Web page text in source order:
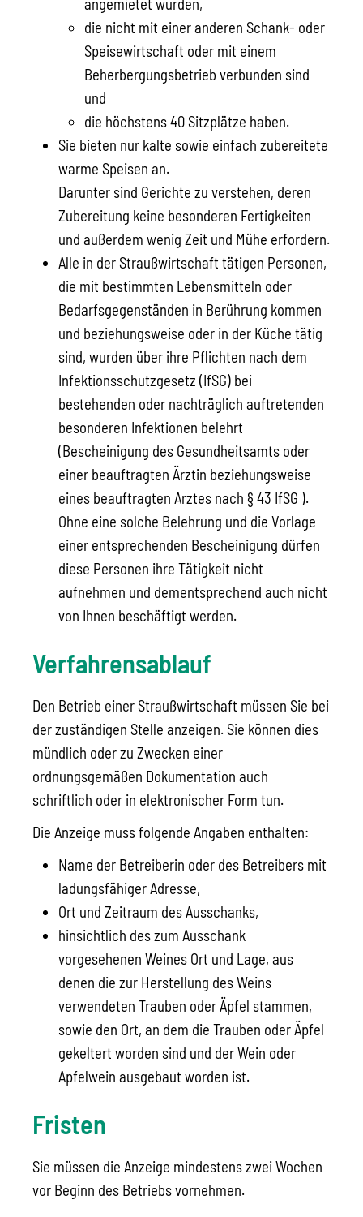
angemietet wurden,
die nicht mit einer anderen Schank- oder
Speisewirtschaft oder mit einem
Beherbergungsbetrieb verbunden sind
und
die höchstens 40 Sitzplätze haben.
Sie bieten nur kalte sowie einfach zubereitete
warme Speisen an.
Darunter sind Gerichte zu verstehen, deren
Zubereitung keine besonderen Fertigkeiten
und außerdem wenig Zeit und Mühe erfordern.
Alle in der Straußwirtschaft tätigen Personen,
die mit bestimmten Lebensmitteln oder
Bedarfsgegenständen in Berührung kommen
und beziehungsweise oder in der Küche tätig
sind, wurden über ihre Pflichten nach dem
Infektionsschutzgesetz (IfSG) bei
bestehenden oder nachträglich auftretenden
besonderen Infektionen belehrt
(Bescheinigung des Gesundheitsamts oder
einer beauftragten Ärztin beziehungsweise
eines beauftragten Arztes nach § 43 IfSG ).
Ohne eine solche Belehrung und die Vorlage
einer entsprechenden Bescheinigung dürfen
diese Personen ihre Tätigkeit nicht
aufnehmen und dementsprechend auch nicht
von Ihnen beschäftigt werden.
Verfahrensablauf
Den Betrieb einer Straußwirtschaft müssen Sie bei
der zuständigen Stelle anzeigen. Sie können dies
mündlich oder zu Zwecken einer
ordnungsgemäßen Dokumentation auch
schriftlich oder in elektronischer Form tun.
Die Anzeige muss folgende Angaben enthalten:
Name der Betreiberin oder des Betreibers mit
ladungsfähiger Adresse,
Ort und Zeitraum des Ausschanks,
hinsichtlich des zum Ausschank
vorgesehenen Weines Ort und Lage, aus
denen die zur Herstellung des Weins
verwendeten Trauben oder Äpfel stammen,
sowie den Ort, an dem die Trauben oder Äpfel
gekeltert worden sind und der Wein oder
Apfelwein ausgebaut worden ist.
Fristen
Sie müssen die Anzeige mindestens zwei Wochen
vor Beginn des Betriebs vornehmen.